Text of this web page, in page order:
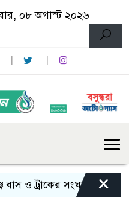
০৮ অগাস্ট ২০২৬
ও ট্রাকের সংঘর্ষে নিহত ২
×